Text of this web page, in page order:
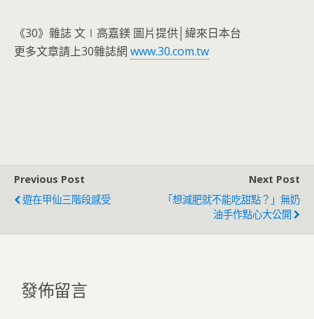
《30》雜誌 文∣高嘉鎂 圖片提供│緯來日本台
更多文章請上30雜誌網 www.30.com.tw
Previous Post
遊在甲仙三階段感受
Next Post
「想減肥就不能吃甜點？」無奶
油手作點心大公開
發佈留言